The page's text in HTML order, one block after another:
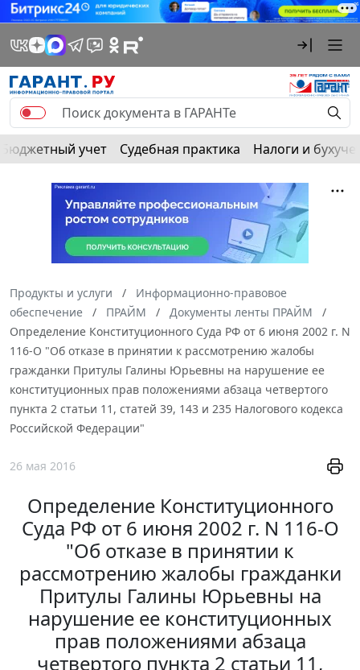
Бюджетный учет Судебная практика Налоги и
Продукты и услуги
Информационно-правовое
обеспечение
ПРАЙМ
Документы ленты ПРАЙМ
Определение Конституционного Суда РФ от 6 июня 2002 г. N
116-О "Об отказе в принятии к рассмотрению жалобы
гражданки Притулы Галины Юрьевны на нарушение ее
конституционных прав положениями абзаца четвертого
пункта 2 статьи 11, статей 39, 143 и 235 Налогового кодекса
Российской Федерации"
26 мая 2016
Определение Конституционного
Суда РФ от 6 июня 2002 г. N 116-О
"Об отказе в принятии к
рассмотрению жалобы гражданки
Притулы Галины Юрьевны на
нарушение ее конституционных
прав положениями абзаца
четвертого пункта 2 статьи 11,